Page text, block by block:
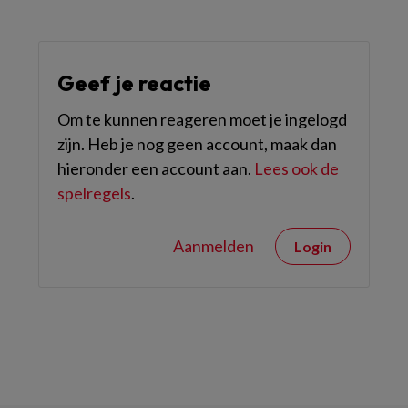
Geef je reactie
Om te kunnen reageren moet je ingelogd
zijn. Heb je nog geen account, maak dan
hieronder een account aan. Lees ook de
spelregels.
Aanmelden Login